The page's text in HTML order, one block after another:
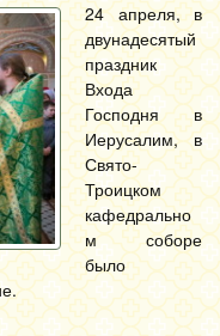
24 апреля, в
двунадесятый
праздник
Входа
Господня в
Иерусалим, в
Свято-
Троицком
кафедрально
м соборе
было